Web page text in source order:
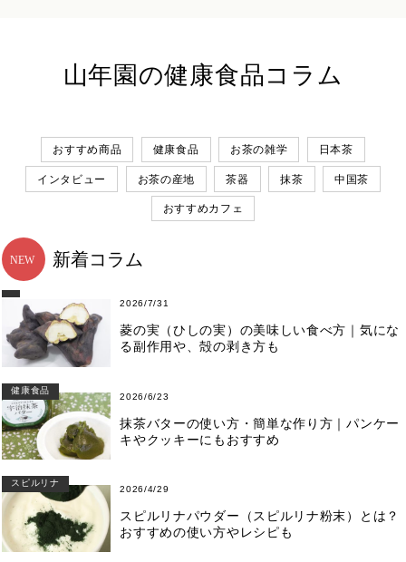
山年園の健康食品コラム
おすすめ商品 健康食品 お茶の雑学 日本茶
インタビュー お茶の産地 茶器 抹茶 中国茶
おすすめカフェ
新着コラム
2026/7/31
菱の実（ひしの実）の美味しい食べ方｜気にな
る副作用や、殻の剥き方も
健康食品
2026/6/23
抹茶バターの使い方・簡単な作り方｜パンケー
キやクッキーにもおすすめ
スピルリナ
2026/4/29
スピルリナパウダー（スピルリナ粉末）とは？
おすすめの使い方やレシピも